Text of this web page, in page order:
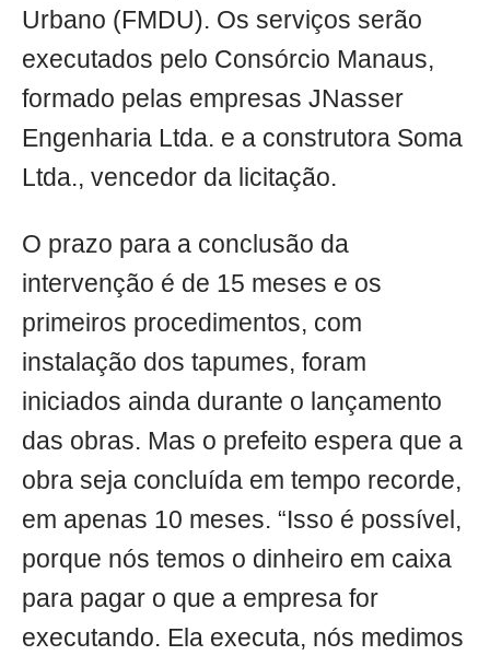
Urbano (FMDU). Os serviços serão
executados pelo Consórcio Manaus,
formado pelas empresas JNasser
Engenharia Ltda. e a construtora Soma
Ltda., vencedor da licitação.
O prazo para a conclusão da
intervenção é de 15 meses e os
primeiros procedimentos, com
instalação dos tapumes, foram
iniciados ainda durante o lançamento
das obras. Mas o prefeito espera que a
obra seja concluída em tempo recorde,
em apenas 10 meses. “Isso é possível,
porque nós temos o dinheiro em caixa
para pagar o que a empresa for
executando. Ela executa, nós medimos